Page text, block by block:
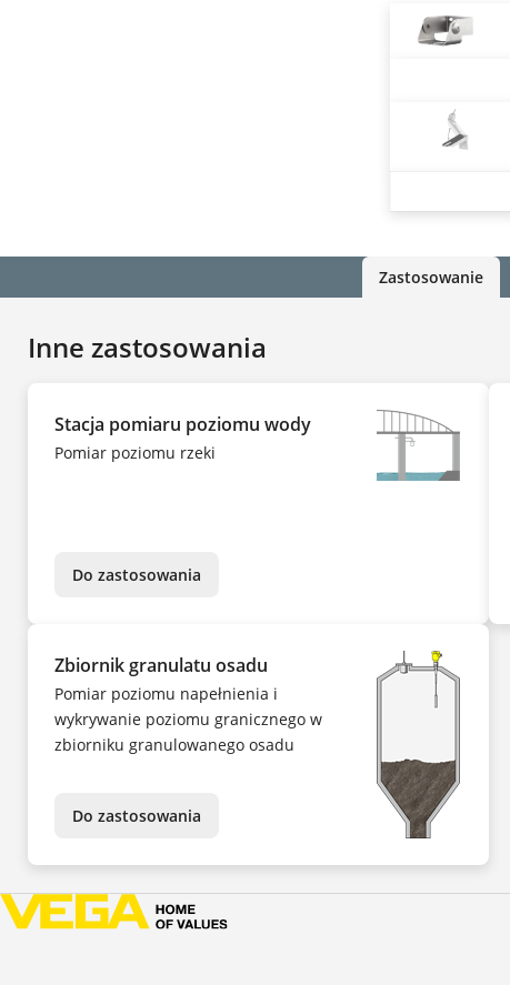
Zastosowanie
Inne zastosowania
Stacja pomiaru poziomu wody
Pomiar poziomu rzeki
Do zastosowania
Zbiornik granulatu osadu
Pomiar poziomu napełnienia i
wykrywanie poziomu granicznego w
zbiorniku granulowanego osadu
Do zastosowania